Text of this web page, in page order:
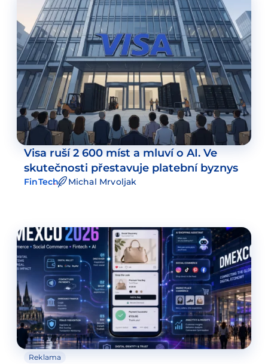
Visa ruší 2 600 míst a mluví o AI. Ve
skutečnosti přestavuje platební byznys
FinTech Michal Mrvoljak
Reklama